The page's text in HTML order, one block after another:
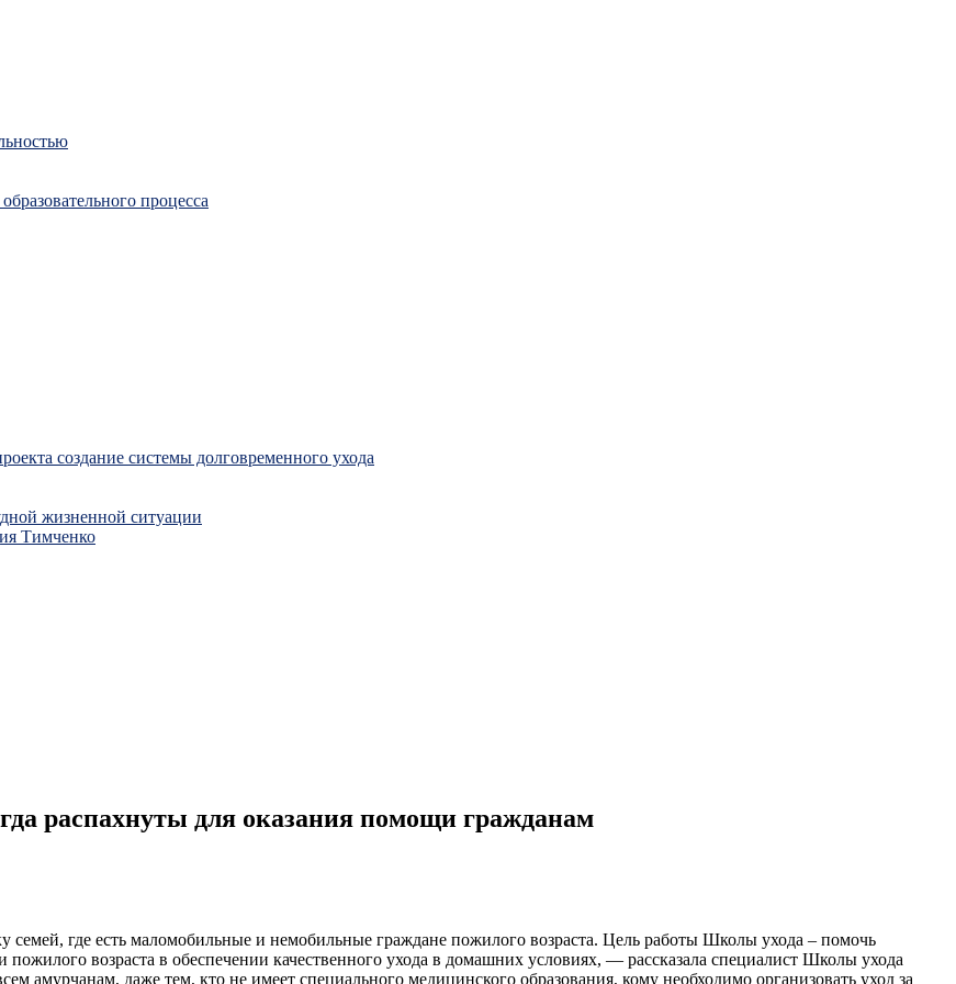
процесса
создание системы долговременного ухода
жизненной ситуации
Тимченко
распахнуты для оказания помощи гражданам
семей, где есть маломобильные и немобильные граждане пожилого возраста. Цель работы Школы ухода – помочь
возраста в обеспечении качественного ухода в домашних условиях, — рассказала специалист Школы ухода
амурчанам, даже тем, кто не имеет специального медицинского образования, кому необходимо организовать уход за